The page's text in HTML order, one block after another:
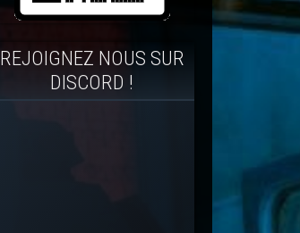
REJOIGNEZ NOUS SUR
DISCORD !